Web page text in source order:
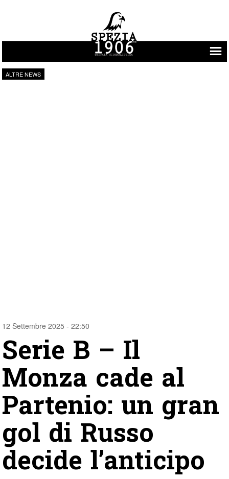
Vai al contenuto
ALTRE NEWS
12 Settembre 2025 - 22:50
Serie B – Il
Monza cade al
Partenio: un gran
gol di Russo
decide l’anticipo